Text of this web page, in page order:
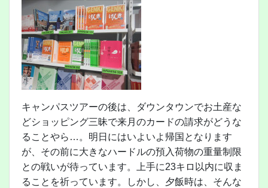
キャンパスツアーの後は、ダウンタウンでお土産な
どショッピング三昧で来月のカードの請求がどうな
ることやら…。明日にはいよいよ帰国となります
が、その前に大きなハードルの預入荷物の重量制限
との戦いが待っています。上手に23キロ以内に収ま
ることを祈っています。しかし、夕飯時は、そんな